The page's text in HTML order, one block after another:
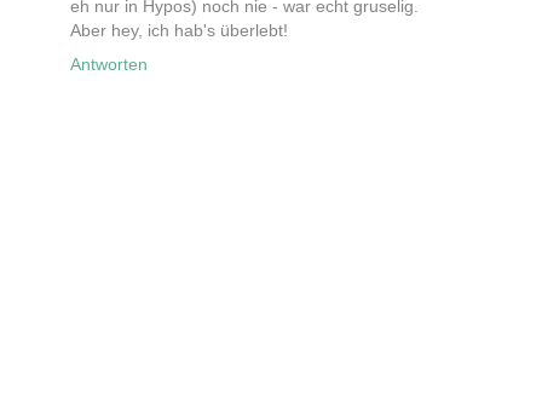
eh nur in Hypos) noch nie - war echt gruselig.
Aber hey, ich hab's überlebt!
Antworten